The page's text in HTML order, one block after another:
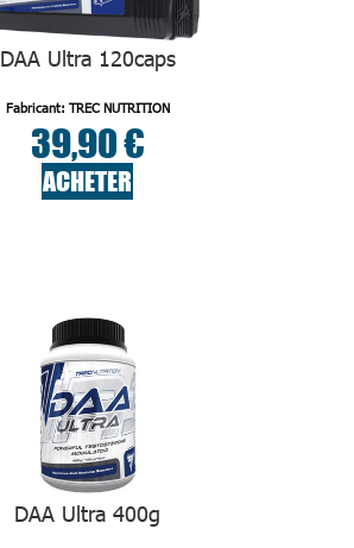
DAA Ultra 120caps
Fabricant: TREC NUTRITION
39,90 €
ACHETER
DAA Ultra 400g